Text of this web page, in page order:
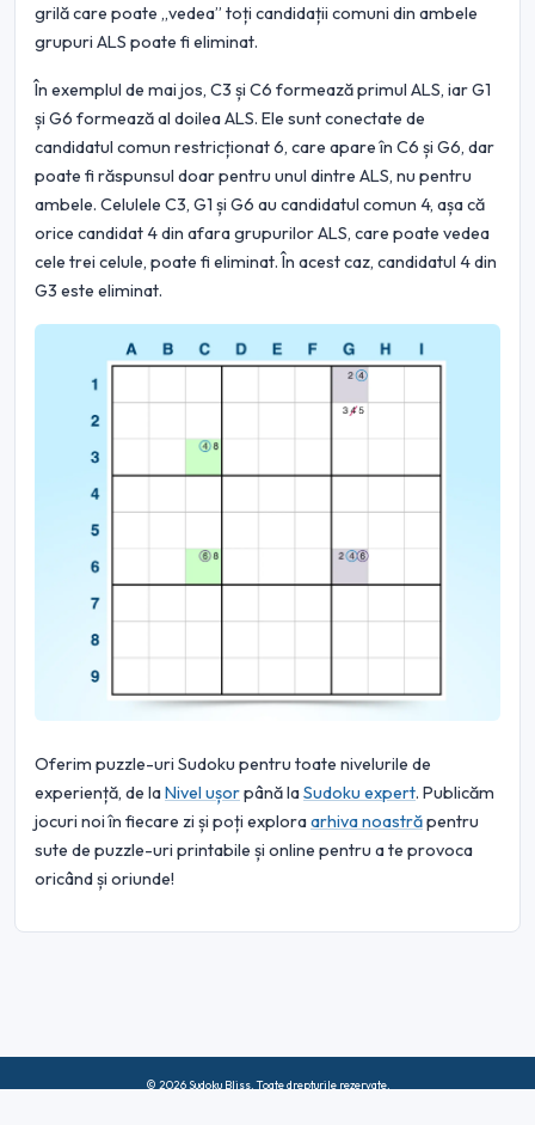
grilă care poate „vedea” toți candidații comuni din ambele
grupuri ALS poate fi eliminat.
În exemplul de mai jos, C3 și C6 formează primul ALS, iar G1
și G6 formează al doilea ALS. Ele sunt conectate de
candidatul comun restricționat 6, care apare în C6 și G6, dar
poate fi răspunsul doar pentru unul dintre ALS, nu pentru
ambele. Celulele C3, G1 și G6 au candidatul comun 4, așa că
orice candidat 4 din afara grupurilor ALS, care poate vedea
cele trei celule, poate fi eliminat. În acest caz, candidatul 4 din
G3 este eliminat.
Oferim puzzle-uri Sudoku pentru toate nivelurile de
experiență, de laNivel ușorpână laSudoku expert. Publicăm
jocuri noi în fiecare zi și poți exploraarhiva noastrăpentru
sute de puzzle-uri printabile și online pentru a te provoca
oricând și oriunde!
© 2026 Sudoku Bliss. Toate drepturile rezervate.